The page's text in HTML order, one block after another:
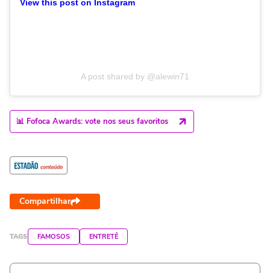
View this post on Instagram
A post shared by @alewin71
📊 Fofoca Awards: vote nos seus favoritos
Compartilhar
TAGS FAMOSOS ENTRETÊ